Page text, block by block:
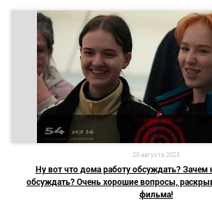
29 августа 2025
Ну вот что дома работу обсуждать? Зачем
обсуждать? Очень хорошие вопросы,
фильма!